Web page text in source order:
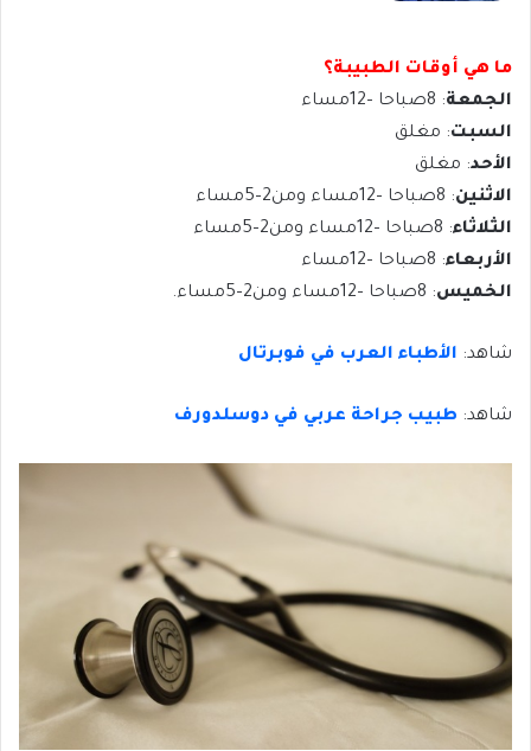
ما هي أوقات الطبيبة؟
الجمعة: 8صباحا –12مساء
السبت: مغلق
الأحد: مغلق
الاثنين: 8صباحا –12مساء ومن2–5مساء
الثلاثاء: 8صباحا –12مساء ومن2–5مساء
الأربعاء: 8صباحا –12مساء
الخميس: 8صباحا –12مساء ومن2–5مساء.
شاهد: الأطباء العرب في فوبرتال
شاهد: طبيب جراحة عربي في دوسلدورف